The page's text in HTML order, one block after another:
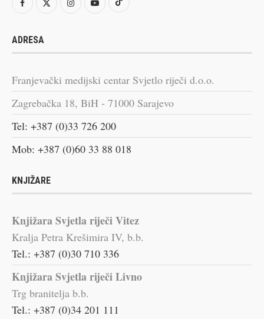
ADRESA
Franjevački medijski centar Svjetlo riječi d.o.o.
Zagrebačka 18, BiH - 71000 Sarajevo
Tel: +387 (0)33 726 200
Mob: +387 (0)60 33 88 018
KNJIŽARE
Knjižara Svjetla riječi Vitez
Kralja Petra Krešimira IV, b.b.
Tel.: +387 (0)30 710 336
Knjižara Svjetla riječi Livno
Trg branitelja b.b.
Tel.: +387 (0)34 201 111